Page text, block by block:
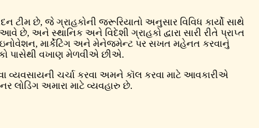
છે, જે ગ્રાહકોની જરૂરિયાતો અનુસાર વિવિધ કાર્યો સાથે
છે, અને સ્થાનિક અને વિદેશી ગ્રાહકો દ્વારા સારી રીતે પ્રાપ્ત
ઇનોવેશન, માર્કેટિંગ અને મેનેજમેન્ટ પર સખત મહેનત કરવાનું
પાસેથી વખાણ મેળવીએ છીએ.
વ્યવસાયની ચર્ચા કરવા અમને કૉલ કરવા માટે આવકારીએ
લોડિંગ અમારા માટે વ્યવહારુ છે.